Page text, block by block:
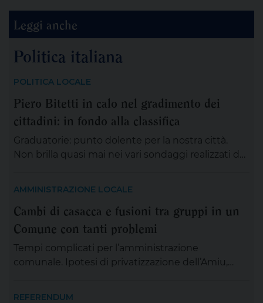
Leggi anche
Politica italiana
POLITICA LOCALE
Piero Bitetti in calo nel gradimento dei
cittadini: in fondo alla classifica
Graduatorie: punto dolente per la nostra città.
Non brilla quasi mai nei vari sondaggi realizzati da
famigerati anni ’90 della guerra di mala, per un
migliore senso di sicurezza dei cittadini rispetto
AMMINISTRAZIONE LOCALE
Cambi di casacca e fusioni tra gruppi in un
Comune con tanti problemi
Tempi complicati per l’amministrazione
comunale. Ipotesi di privatizzazione dell’Amiu,
REFERENDUM